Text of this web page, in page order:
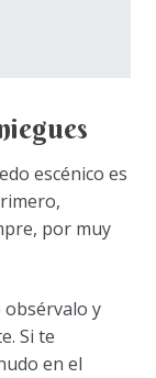
escénico es
por muy
y
Si te
en el